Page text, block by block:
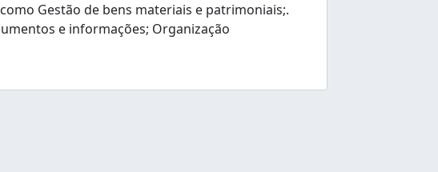
Gestão de bens materiais e patrimoniais;.
e informações; Organização